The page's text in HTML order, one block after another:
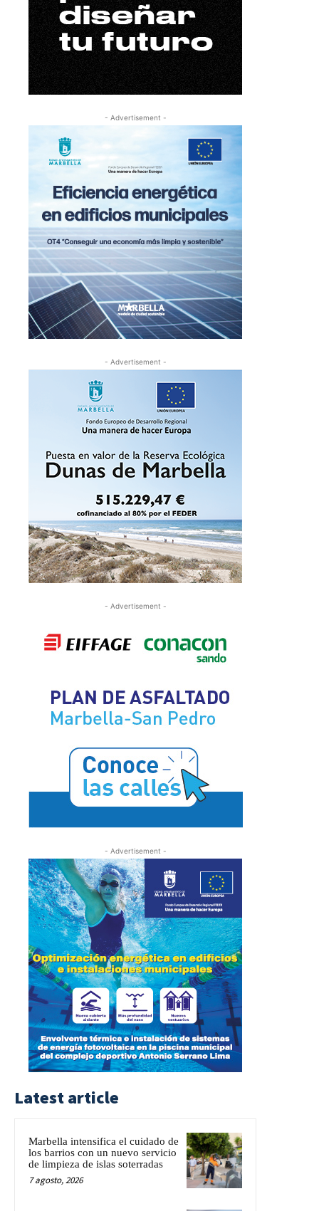
- Advertisement -
- Advertisement -
- Advertisement -
- Advertisement -
Latest article
Marbella intensifica el cuidado de
los barrios con un nuevo servicio
de limpieza de islas soterradas
7 agosto, 2026